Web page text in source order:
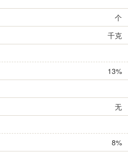
个
千克
13%
无
8%